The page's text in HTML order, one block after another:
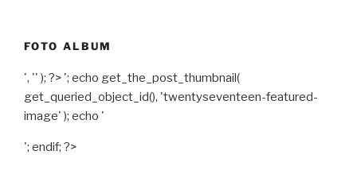
FOTO ALBUM
', '' ); ?> '; echo get_the_post_thumbnail(
get_queried_object_id(), 'twentyseventeen-featured-
image' ); echo '
'; endif; ?>